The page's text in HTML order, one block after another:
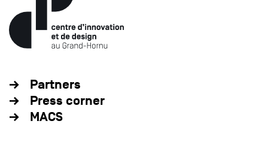
Partners
Press corner
MACS